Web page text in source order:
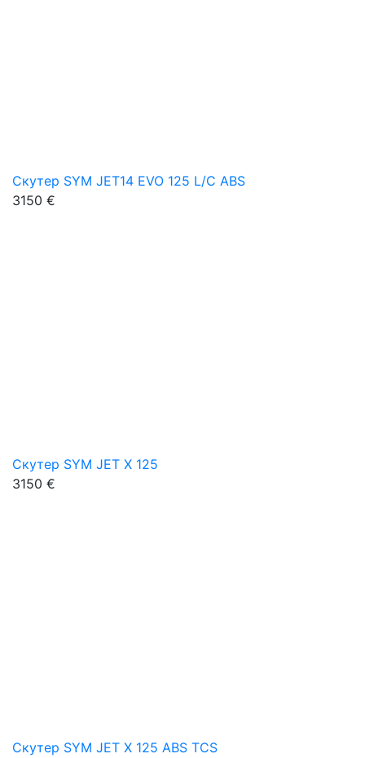
Скутер SYM JET14 EVO 125 L/C ABS
3150 €
Скутер SYM JET X 125
3150 €
Скутер SYM JET X 125 ABS TCS